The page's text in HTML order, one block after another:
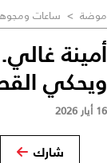
موضة > ساعات
أمينة
ويحكي
16 أيار 2026
شارك